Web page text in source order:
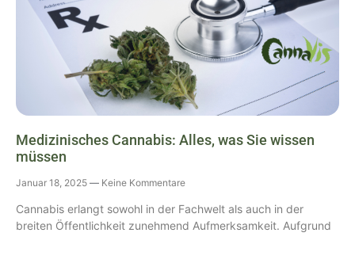
Medizinisches Cannabis: Alles, was Sie wissen
müssen
Januar 18, 2025 Keine Kommentare
Cannabis erlangt sowohl in der Fachwelt als auch in der
breiten Öffentlichkeit zunehmend Aufmerksamkeit. Aufgrund